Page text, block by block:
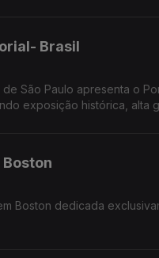
Brasil
de São Paulo apresenta o
exposição histórica, alta
Boston
Boston dedicada